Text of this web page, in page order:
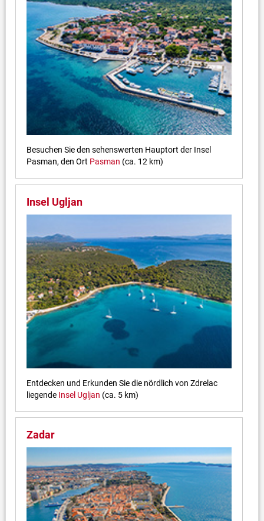
Besuchen Sie den sehenswerten Hauptort der Insel
Pasman, den Ort Pasman (ca. 12 km)
Insel Ugljan
Entdecken und Erkunden Sie die nördlich von Zdrelac
liegende Insel Ugljan (ca. 5 km)
Zadar